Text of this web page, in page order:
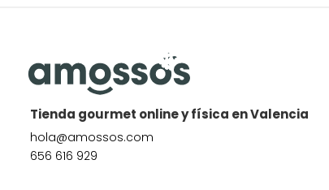
Tienda gourmet online y física en Valencia
hola@amossos.com
656 616 929